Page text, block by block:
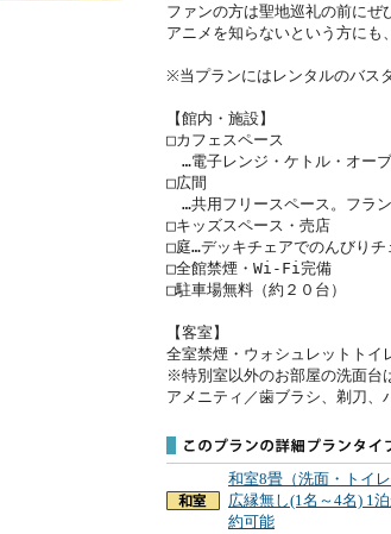
ファンの方は聖地巡礼の前にぜ
アニメを知らないという方に
※当プランにはレンタルのバス
【館内・施設】
□カフェスペース
…電子レンジ・ケトル・オー
□広間
…共用フリースペース。フラ
□キッズスペース・売店
□庭…デッキチェアでのんびり
□全館禁煙・Wi-Fi完備
□駐車場無料（約２０台）
【客室】
全室禁煙・ウォシュレットト
※特別室以外のお部屋の洗面台
アメニティ／歯ブラシ、剃刀、
和室8畳（洗面・トイ
広縁無し(1名～4名) 1
約可能